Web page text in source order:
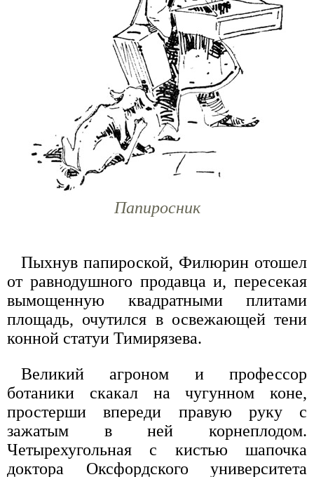
Папиросник
Пыхнув папироской, Филюрин отошел
от равнодушного продавца и, пересекая
вымощенную квадратными плитами
площадь, очутился в освежающей тени
конной статуи Тимирязева.
Великий агроном и профессор
ботаники скакал на чугунном коне,
простерши впереди правую руку с
зажатым в ней корнеплодом.
Четырехугольная с кистью шапочка
доктора Оксфордского университета